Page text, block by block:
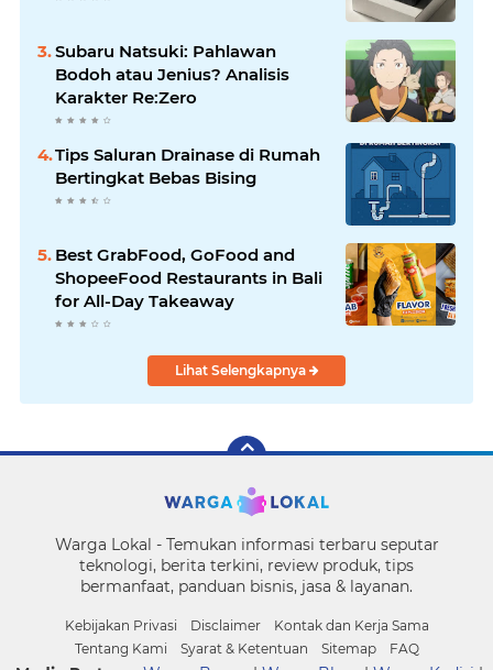
Subaru Natsuki: Pahlawan
Bodoh atau Jenius? Analisis
Karakter Re:Zero
Tips Saluran Drainase di Rumah
Bertingkat Bebas Bising
Best GrabFood, GoFood and
ShopeeFood Restaurants in Bali
for All-Day Takeaway
Lihat Selengkapnya
Warga Lokal - Temukan informasi terbaru seputar
teknologi, berita terkini, review produk, tips
bermanfaat, panduan bisnis, jasa & layanan.
Kebijakan Privasi Disclaimer
Kontak dan Kerja Sama
Tentang Kami
Syarat & Ketentuan Sitemap FAQ